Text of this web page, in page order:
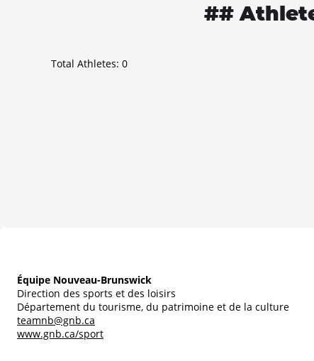
##
Total Athletes: 0
Équipe Nouveau-Brunswick
Direction des sports et des loisirs
Département du tourisme, du patrimoine et de la culture
teamnb@gnb.ca
www.gnb.ca/sport